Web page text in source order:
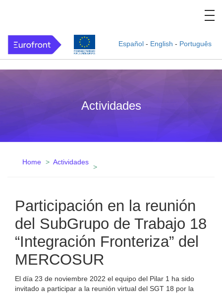
Español - English - Português
Actividades
Home Actividades
Participación en la reunión
del SubGrupo de Trabajo 18
“Integración Fronteriza” del
MERCOSUR
El día 23 de noviembre 2022 el equipo del Pilar 1 ha sido
invitado a participar a la reunión virtual del SGT 18 por la